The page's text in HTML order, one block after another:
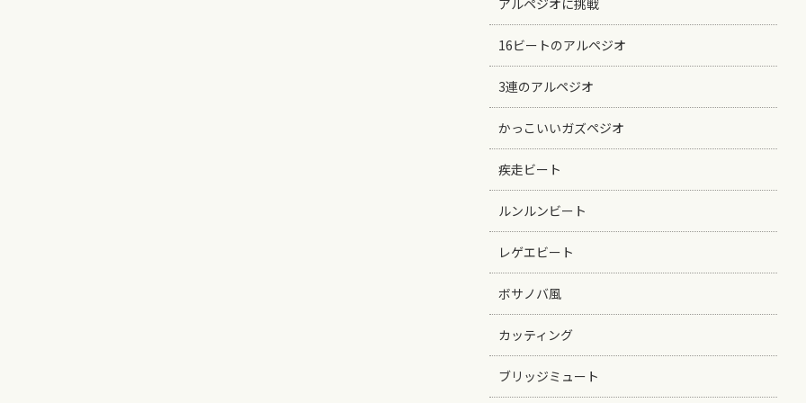
アルペジオに挑戦
16ビートのアルペジオ
3連のアルペジオ
かっこいいガズペジオ
疾走ビート
ルンルンビート
レゲエビート
ボサノバ風
カッティング
ブリッジミュート